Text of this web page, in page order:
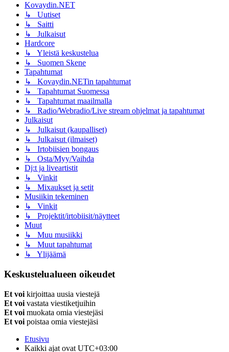
Kovaydin.NET
↳ Uutiset
↳ Saitti
↳ Julkaisut
Hardcore
↳ Yleistä keskustelua
↳ Suomen Skene
Tapahtumat
↳ Kovaydin.NETin tapahtumat
↳ Tapahtumat Suomessa
↳ Tapahtumat maailmalla
↳ Radio/Webradio/Live stream ohjelmat ja tapahtumat
Julkaisut
↳ Julkaisut (kaupalliset)
↳ Julkaisut (ilmaiset)
↳ Irtobiisien bongaus
↳ Osta/Myy/Vaihda
Dj:t ja liveartistit
↳ Vinkit
↳ Mixaukset ja setit
Musiikin tekeminen
↳ Vinkit
↳ Projektit/irtobiisit/näytteet
Muut
↳ Muu musiikki
↳ Muut tapahtumat
↳ Ylijäämä
Keskustelualueen oikeudet
Et voi kirjoittaa uusia viestejä
Et voi vastata viestiketjuihin
Et voi muokata omia viestejäsi
Et voi poistaa omia viestejäsi
Etusivu
Kaikki ajat ovat UTC+03:00